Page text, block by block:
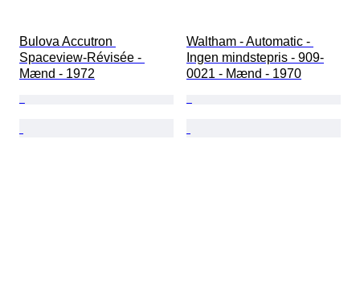
Bulova Accutron
Spaceview-Révisée -
Mænd - 1972
Waltham - Automatic -
Ingen mindstepris - 909-
0021 - Mænd - 1970